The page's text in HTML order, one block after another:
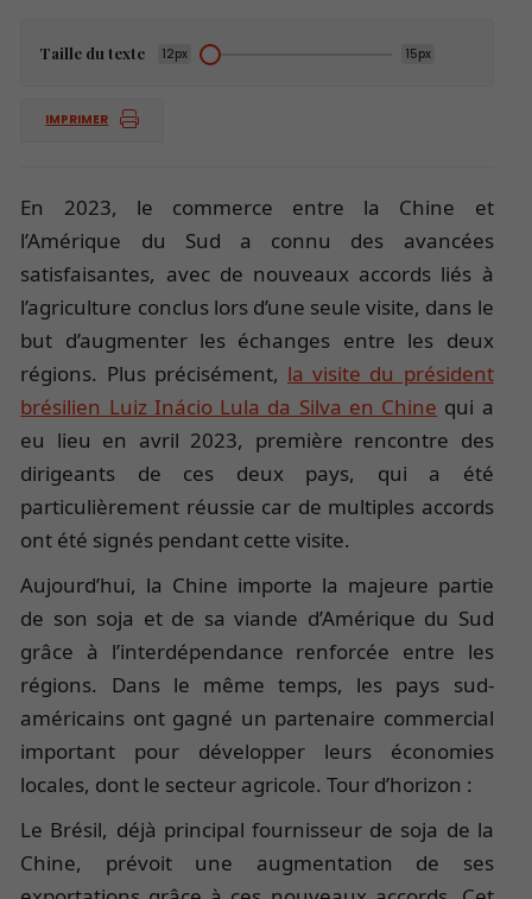
Taille du texte 12px 15px
IMPRIMER
En 2023, le commerce entre la Chine et
l’Amérique du Sud a connu des avancées
satisfaisantes, avec de nouveaux accords liés à
l’agriculture conclus lors d’une seule visite, dans le
but d’augmenter les échanges entre les deux
régions. Plus précisément, la visite du président
brésilien Luiz Inácio Lula da Silva en Chine qui a
eu lieu en avril 2023, première rencontre des
dirigeants de ces deux pays, qui a été
particulièrement réussie car de multiples accords
ont été signés pendant cette visite.
Aujourd’hui, la Chine importe la majeure partie
de son soja et de sa viande d’Amérique du Sud
grâce à l’interdépendance renforcée entre les
régions. Dans le même temps, les pays sud-
américains ont gagné un partenaire commercial
important pour développer leurs économies
locales, dont le secteur agricole. Tour d’horizon :
Le Brésil, déjà principal fournisseur de soja de la
Chine, prévoit une augmentation de ses